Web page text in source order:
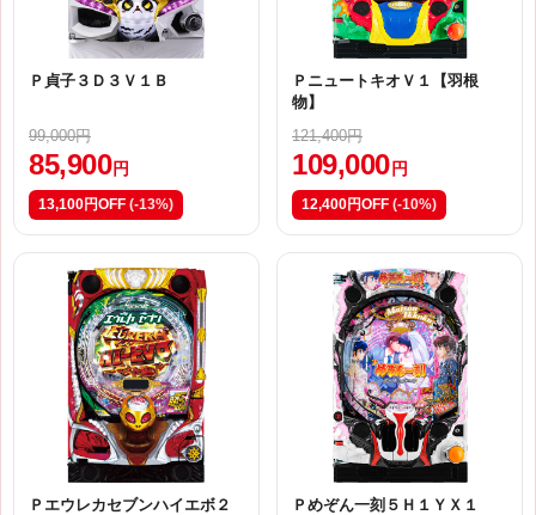
Ｐ貞子３Ｄ３Ｖ１Ｂ
99,000円
85,900円
13,100円OFF (-13%)
ＰニュートキオＶ１【羽根
物】
121,400円
109,000円
12,400円OFF (-10%)
Ｐエウレカセブンハイエボ２
Ｐめぞん一刻５Ｈ１ＹＸ１